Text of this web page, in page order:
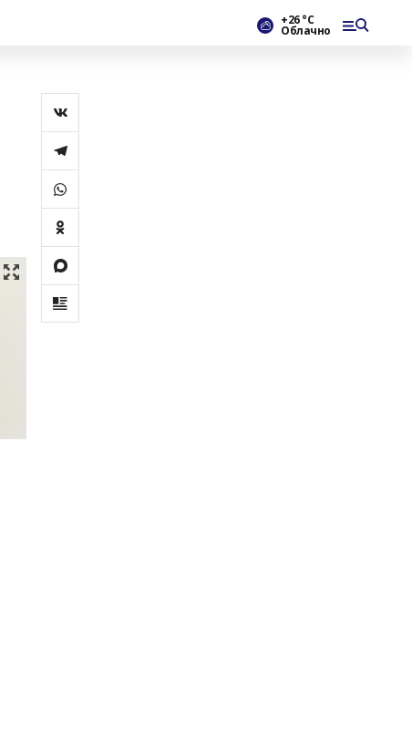
+26 °С
Облачно